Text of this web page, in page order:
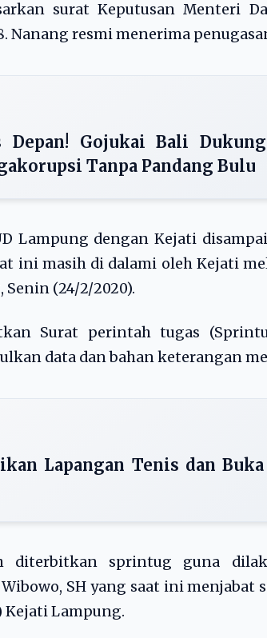
surat Keputusan Menteri
Nanang resmi menerima
Gojukai Bali Dukung
Tanpa Pandang Bulu
Lampung dengan Kejati
ini masih di dalami oleh Kejati
(24/2/2020).
Surat perintah tugas
data dan bahan keterangan
Lapangan Tenis dan Buka
diterbitkan sprintug guna
SH yang saat ini menjabat
Kejati Lampung.